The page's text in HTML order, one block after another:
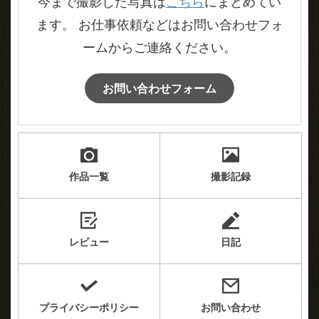
ます。 お仕事依頼などはお問い合わせフォ
ームからご連絡ください。
お問い合わせフォーム
作品一覧 撮影記録
レビュー 日記
プライバシーポリシー お問い合わせ